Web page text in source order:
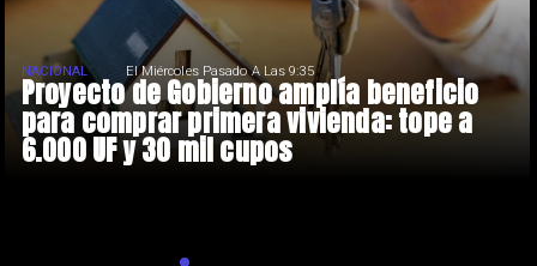
Proyecto de Gobierno amplía beneficio
para comprar primera vivienda: tope a
6.000 UF y 30 mil cupos
NACIONAL El Miércoles Pasado A Las 9:35